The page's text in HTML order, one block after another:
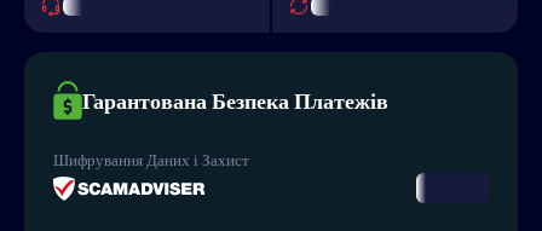
Гарантована Безпека Платежів
Шифрування Даних і Захист